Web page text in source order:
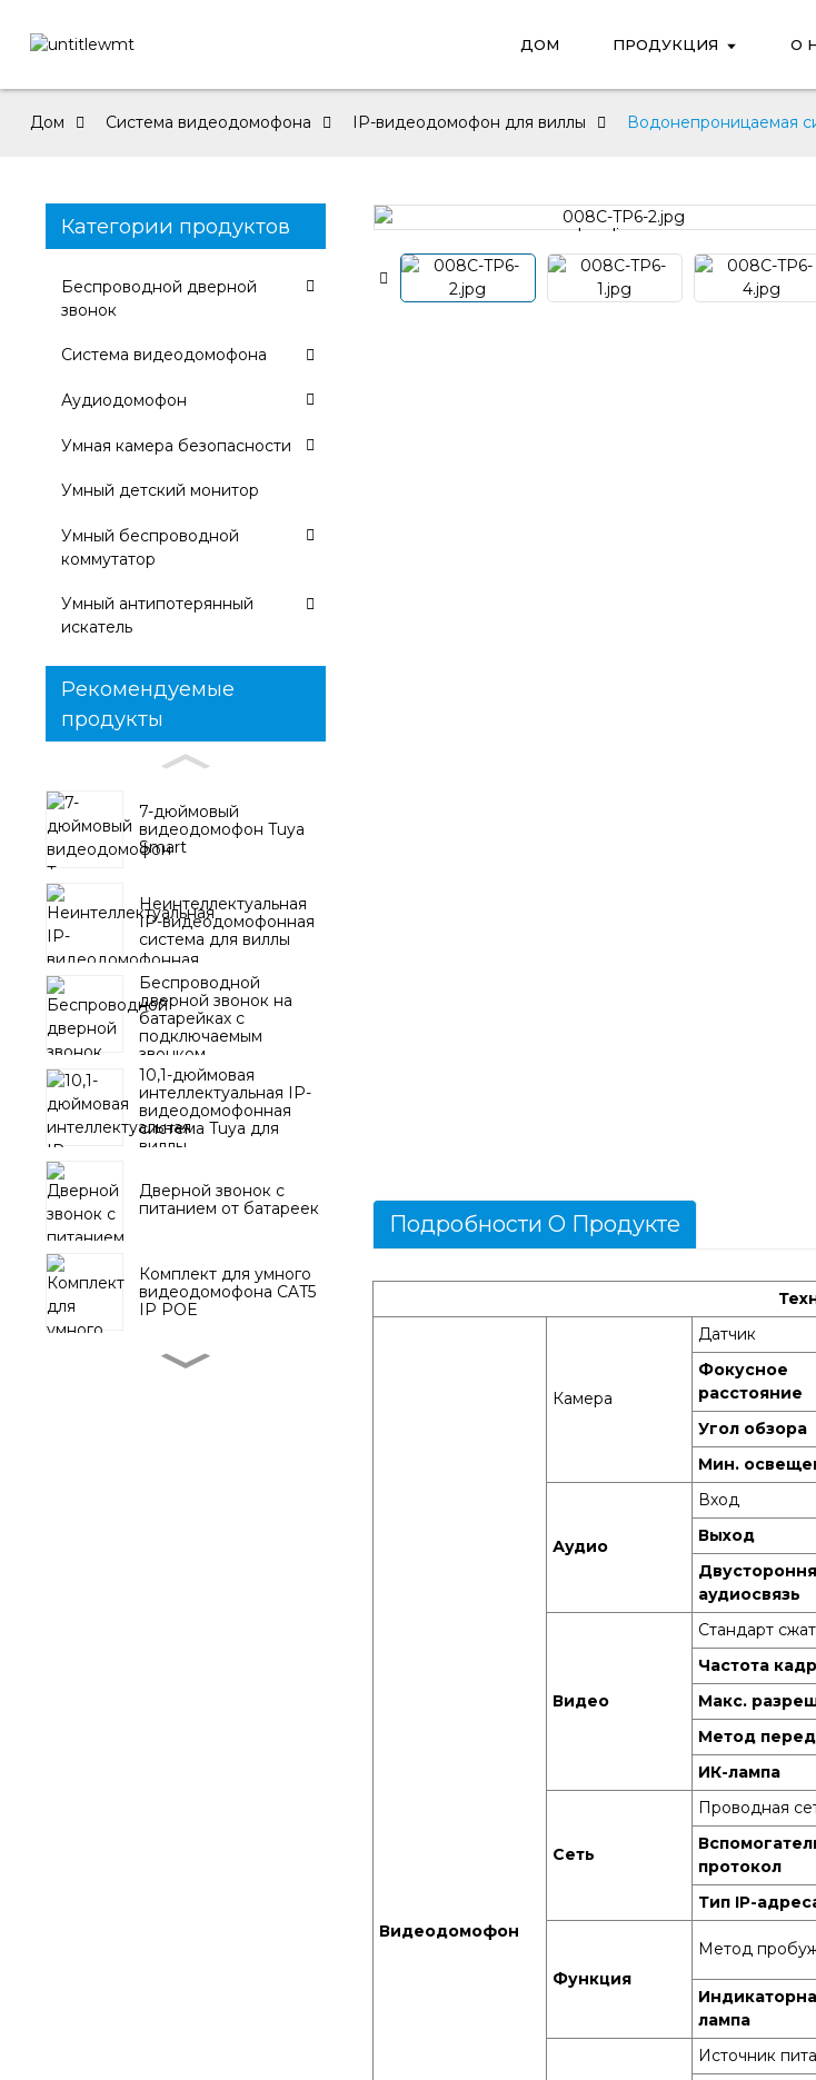
ДОМ ПРОДУКЦИЯ О
Дом Система видеодомофона IP-видеодомофон для виллы Водонепроницаемая
Категории продуктов
Беспроводной дверной
звонок
Система видеодомофона
Аудиодомофон
Умная камера безопасности
Умный детский монитор
Умный беспроводной
коммутатор
Умный антипотерянный
искатель
Рекомендуемые
продукты
7-дюймовый
видеодомофон Tuya
Smart
Неинтеллектуальная
IP-видеодомофонная
система для виллы
Беспроводной
дверной звонок на
батарейках с
подключаемым
звонком
10,1-дюймовая
интеллектуальная IP-
видеодомофонная
система Tuya для
виллы
Дверной звонок с
питанием от батареек
Комплект для умного
видеодомофона CAT5
IP POE
Беспроводной
Loading...
Loading... Loading...
Loading...
Подробности О Продукте
Видеодомофон
Камера
Датчик
Фокусное
расстояние
Угол обзора
Мин.
Аудио
Вход
Выход
аудиосвязь
Видео
Стандарт
Частота
Макс.
Метод
ИК-лампа
Сеть
Проводная
протокол
Тип IP-
Функция
Метод
лампа
Источник